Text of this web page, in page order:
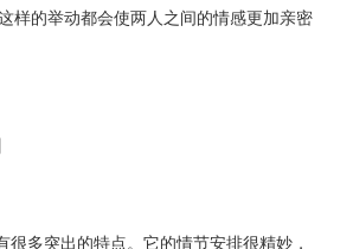
样的举动都会使两人之间的情感更加亲密
多突出的特点。它的情节安排很精妙，